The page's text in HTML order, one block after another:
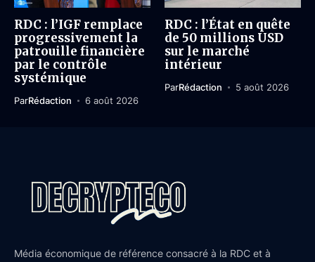
RDC : l’IGF remplace
progressivement la
patrouille financière
par le contrôle
systémique
ParRédaction 6 août 2026
RDC : l’État en quête
de 50 millions USD
sur le marché
intérieur
ParRédaction 5 août 2026
Média économique de référence consacré à la RDC et à